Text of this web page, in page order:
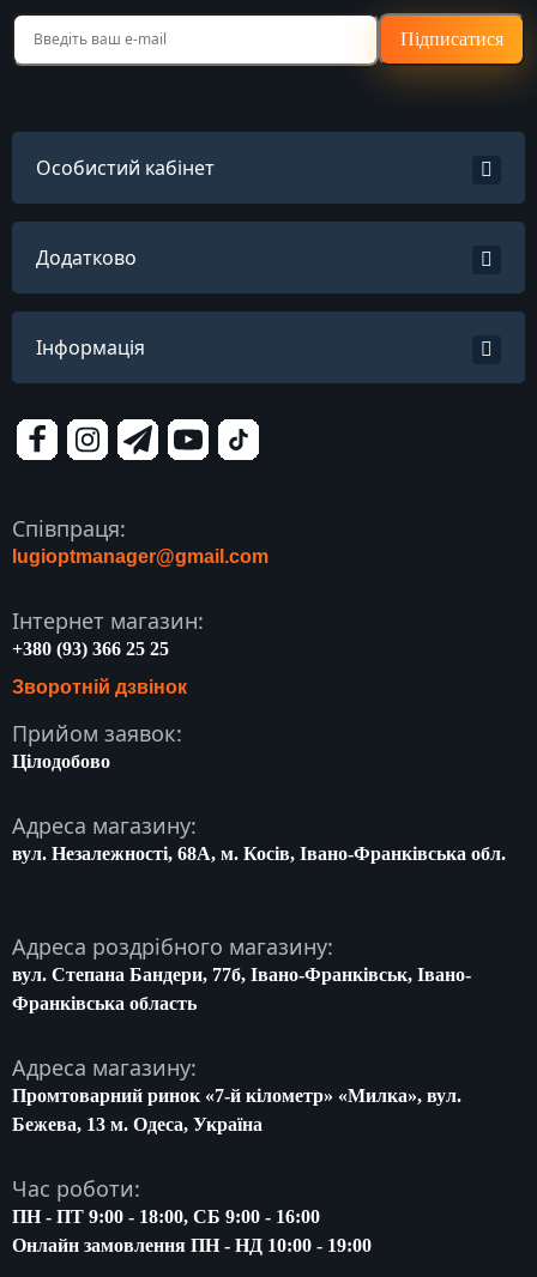
Підписатися
Особистий кабінет
Додатково
Інформація
Співпраця:
lugioptmanager@gmail.com
Інтернет магазин:
+380 (93) 366 25 25
Зворотній дзвінок
Прийом заявок:
Цілодобово
Адреса магазину:
вул. Незалежності, 68A, м. Косів, Івано-Франківська обл.
Адреса роздрібного магазину:
вул. Степана Бандери, 77б, Івано-Франківськ, Івано-
Франківська область
Адреса магазину:
Промтоварний ринок «7-й кілометр» «Милка», вул.
Бежева, 13 м. Одеса, Україна
Час роботи:
ПН - ПТ 9:00 - 18:00, СБ 9:00 - 16:00
Онлайн замовлення ПН - НД 10:00 - 19:00